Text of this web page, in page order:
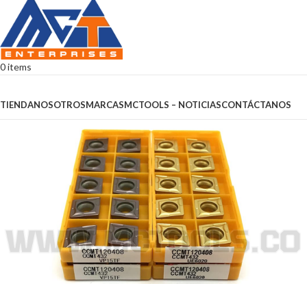
0items
TIENDANOSOTROSMARCASMCTOOLS – NOTICIASCONTÁCTANOS